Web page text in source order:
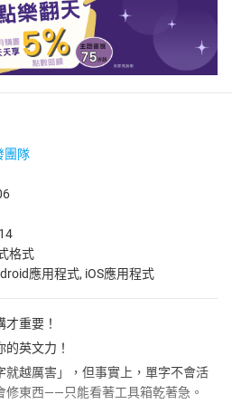
團隊
格式
應用程式, iOS應用程式
重要！
英文力！
越厲害」，但事實上，單字不會活
修東西——只能看著工具箱乾著急。